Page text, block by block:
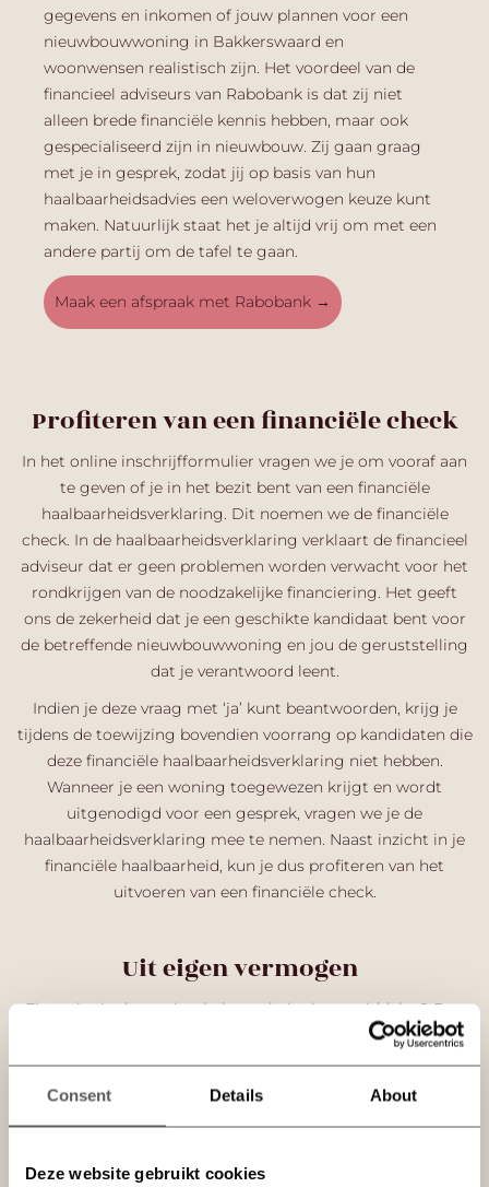
Consent Details About
Deze website gebruikt cookies
gegevens en inkomen of jouw plannen voor een
nieuwbouwwoning in Bakkerswaard en
woonwensen realistisch zijn. Het voordeel van de
financieel adviseurs van Rabobank is dat zij niet
alleen brede financiële kennis hebben, maar ook
gespecialiseerd zijn in nieuwbouw. Zij gaan graag
met je in gesprek, zodat jij op basis van hun
haalbaarheidsadvies een weloverwogen keuze kunt
maken. Natuurlijk staat het je altijd vrij om met een
andere partij om de tafel te gaan.
Maak een afspraak met Rabobank →
Profiteren van een financiële check
In het online inschrijfformulier vragen we je om vooraf aan
te geven of je in het bezit bent van een financiële
haalbaarheidsverklaring. Dit noemen we de financiële
check. In de haalbaarheidsverklaring verklaart de financieel
adviseur dat er geen problemen worden verwacht voor het
rondkrijgen van de noodzakelijke financiering. Het geeft
ons de zekerheid dat je een geschikte kandidaat bent voor
de betreffende nieuwbouwwoning en jou de geruststelling
dat je verantwoord leent.
Indien je deze vraag met ‘ja’ kunt beantwoorden, krijg je
tijdens de toewijzing bovendien voorrang op kandidaten die
deze financiële haalbaarheidsverklaring niet hebben.
Wanneer je een woning toegewezen krijgt en wordt
uitgenodigd voor een gesprek, vragen we je de
haalbaarheidsverklaring mee te nemen. Naast inzicht in je
financiële haalbaarheid, kun je dus profiteren van het
uitvoeren van een financiële check.
Uit eigen vermogen
Financierje de woninghelemaaluit eigen middelen? Dan
. Je kuntin het
inschrijfformulierbij financiële check‘ja’ invullen. Bij
toewijzing van een woning vragen wij je
in dit geval wel
aankoop, de ontbindende voorwaarde ‘voorbehoud